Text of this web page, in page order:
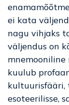
ei kata
nagu vihjaks
väljendus on
mnemooniline
kuulub
kultuurisfääri,
esoteerilisse,